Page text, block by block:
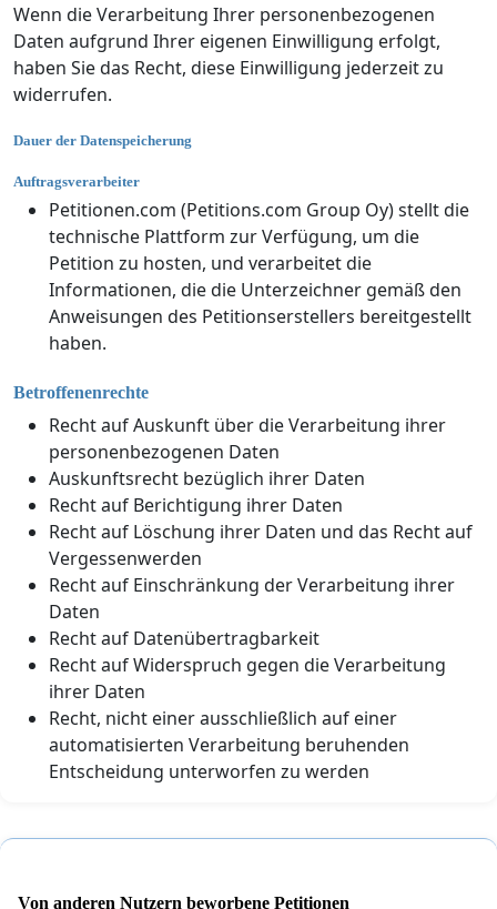
Wenn die Verarbeitung Ihrer personenbezogenen
Daten aufgrund Ihrer eigenen Einwilligung erfolgt,
haben Sie das Recht, diese Einwilligung jederzeit zu
widerrufen.
Dauer der Datenspeicherung
Auftragsverarbeiter
Petitionen.com (Petitions.com Group Oy) stellt die
technische Plattform zur Verfügung, um die
Petition zu hosten, und verarbeitet die
Informationen, die die Unterzeichner gemäß den
Anweisungen des Petitionserstellers bereitgestellt
haben.
Betroffenenrechte
Recht auf Auskunft über die Verarbeitung ihrer
personenbezogenen Daten
Auskunftsrecht bezüglich ihrer Daten
Recht auf Berichtigung ihrer Daten
Recht auf Löschung ihrer Daten und das Recht auf
Vergessenwerden
Recht auf Einschränkung der Verarbeitung ihrer
Daten
Recht auf Datenübertragbarkeit
Recht auf Widerspruch gegen die Verarbeitung
ihrer Daten
Recht, nicht einer ausschließlich auf einer
automatisierten Verarbeitung beruhenden
Entscheidung unterworfen zu werden
Von anderen Nutzern beworbene Petitionen